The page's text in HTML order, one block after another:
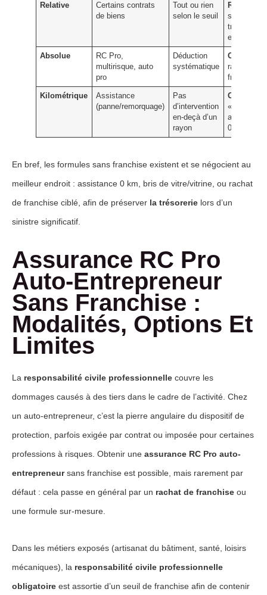
Relative
Certains contrats
de biens
Tout ou rien
selon le seuil
Rare
souvent
en absolue
Absolue
RC Pro,
multirisque, auto
pro
Déduction
systématique
Oui
rachat de
franchise
Kilométrique
Assistance
(panne/remorquage)
Pas
d’intervention
en-deçà d’un
rayon
Oui
«
assistance
0 km »
En bref, les formules sans franchise existent et se négocient au
meilleur endroit : assistance 0 km, bris de vitre/vitrine, ou rachat
de franchise ciblé, afin de préserver la trésorerie lors d’un
sinistre significatif.
Assurance RC Pro
Auto-Entrepreneur
Sans Franchise :
Modalités, Options Et
Limites
La responsabilité civile professionnelle couvre les
dommages causés à des tiers dans le cadre de l’activité. Chez
un auto-entrepreneur, c’est la pierre angulaire du dispositif de
protection, parfois exigée par contrat ou imposée pour certaines
professions à risques. Obtenir une assurance RC Pro auto-
entrepreneursans franchise est possible, mais rarement par
défaut : cela passe en général par un rachat de franchise ou
une formule sur-mesure.
Dans les métiers exposés (artisanat du bâtiment, santé, loisirs
mécaniques), la responsabilité civile professionnelle
obligatoire est assortie d’un seuil de franchise afin de contenir